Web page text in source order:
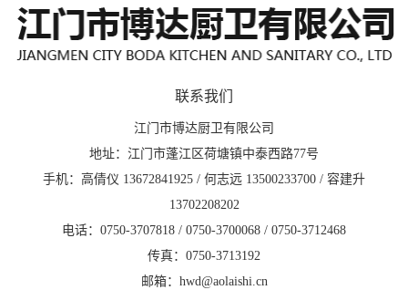
联系我们
江门市博达厨卫有限公司
地址：江门市蓬江区荷塘镇中泰西路77号
手机：高倩仪 13672841925 / 何志远 13500233700 / 容建升
13702208202
电话：0750-3707818 / 0750-3700068 / 0750-3712468
传真：0750-3713192
邮箱：hwd@aolaishi.cn